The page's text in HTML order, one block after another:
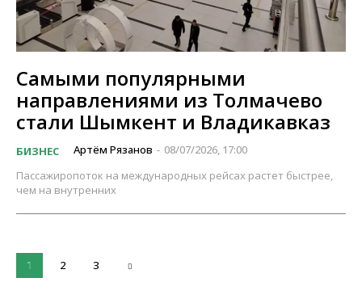
Самыми популярными
направлениями из Толмачево
стали Шымкент и Владикавказ
БИЗНЕС Артём Рязанов - 08/07/2026, 17:00
Пассажиропоток на международных рейсах растет быстрее,
чем на внутренних
1 2 3